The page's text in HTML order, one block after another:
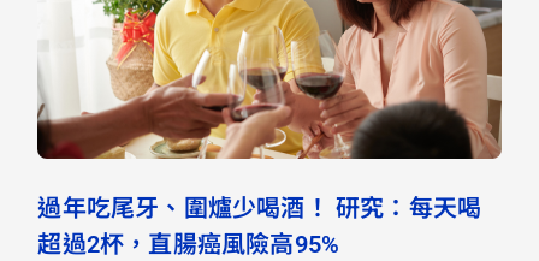
過年吃尾牙、圍爐少喝酒！ 研究：每天喝
超過2杯，直腸癌風險高95%